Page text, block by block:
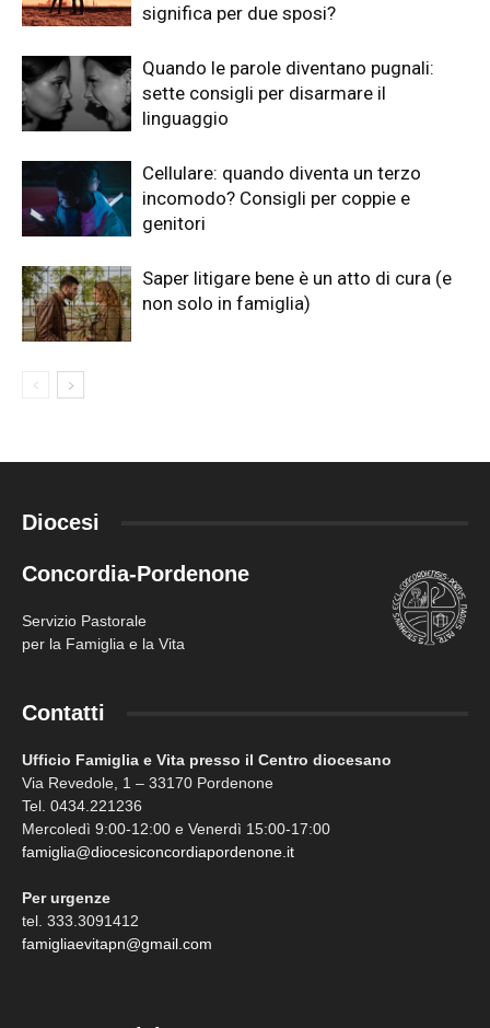
significa per due sposi?
Quando le parole diventano pugnali:
sette consigli per disarmare il
linguaggio
Cellulare: quando diventa un terzo
incomodo? Consigli per coppie e
genitori
Saper litigare bene è un atto di cura (e
non solo in famiglia)
Diocesi
Concordia-Pordenone
Servizio Pastorale
per la Famiglia e la Vita
Contatti
Ufficio Famiglia e Vita presso il Centro diocesano
Via Revedole, 1 – 33170 Pordenone
Tel. 0434.221236
Mercoledì 9:00-12:00 e Venerdì 15:00-17:00
famiglia@diocesiconcordiapordenone.it
Per urgenze
tel. 333.3091412
famigliaevitapn@gmail.com